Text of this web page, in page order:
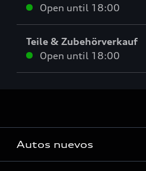
Open until 18:00
Teile & Zubehörverkauf
Open until 18:00
Autos nuevos